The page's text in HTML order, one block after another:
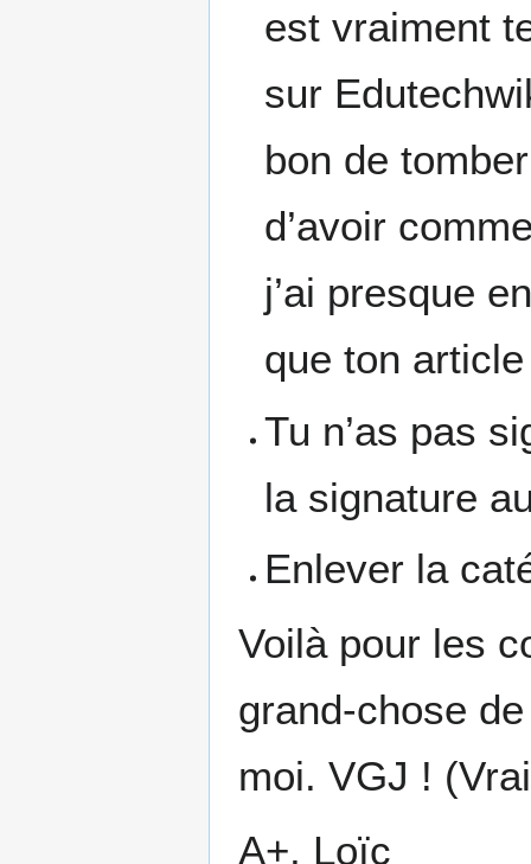
est vraiment
sur
bon de
d’avoir
j’ai presque
que ton
Tu n’as pas
la signature
Enlever la
Voilà pour les
grand-chose
moi. VGJ !
A+, Loïc